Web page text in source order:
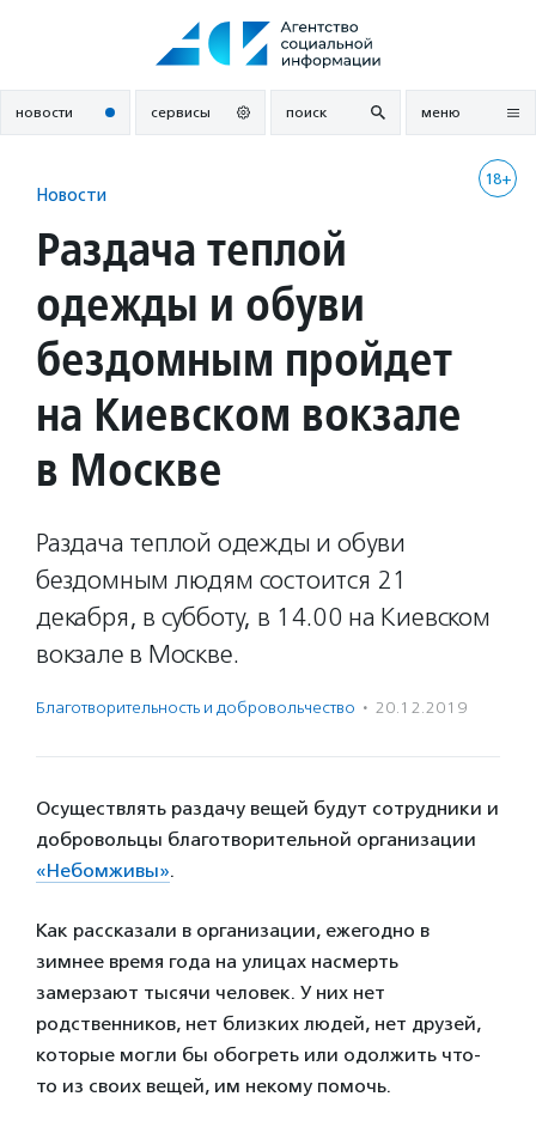
новости сервисы поиск меню
18+
Новости
Раздача теплой
одежды и обуви
бездомным пройдет
на Киевском вокзале
в Москве
Раздача теплой одежды и обуви
бездомным людям состоится 21
декабря, в субботу, в 14.00 на Киевском
вокзале в Москве.
Благотвори­тель­ность и доброволь­чест­во · 20.12.2019
Осуществлять раздачу вещей будут сотрудники и
добровольцы благотворительной организации
«Небомживы».
Как рассказали в организации, ежегодно в
зимнее время года на улицах насмерть
замерзают тысячи человек. У них нет
родственников, нет близких людей, нет друзей,
которые могли бы обогреть или одолжить что-
то из своих вещей, им некому помочь.